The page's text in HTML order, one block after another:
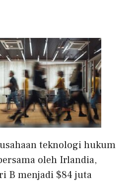
teknologi hukum
oleh Irlandia,
B menjadi $84 juta